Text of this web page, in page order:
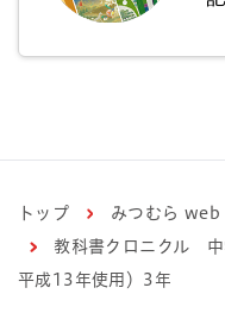
トップ みつむら
教科書クロニクル 中
平成13年使用）3年